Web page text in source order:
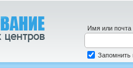
Имя или почта
Запомнить